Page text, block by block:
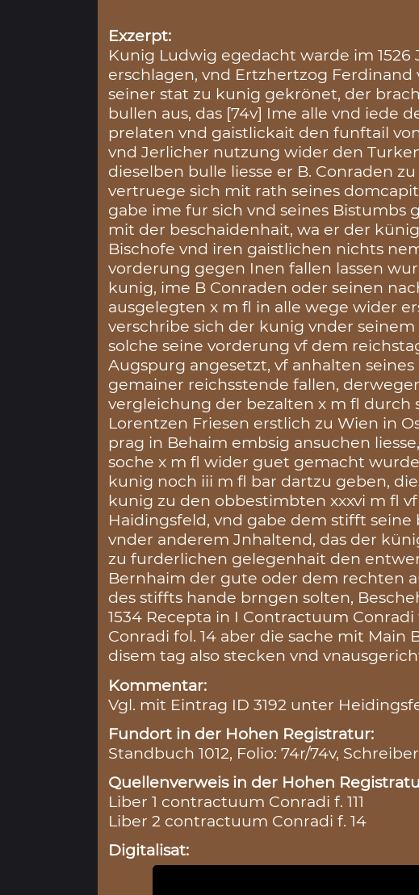
Exzerpt:
Kunig Ludwig egedacht warde im 1526
erschlagen, vnd Ertzhertzog Ferdinand
seiner stat zu kunig gekrönet, der
bullen aus, das [74v] Ime alle vnd iede
prelaten vnd gaistlickait den funftail
vnd Jerlicher nutzung wider den
dieselben bulle liesse er B. Conraden
vertruege sich mit rath seines
gabe ime fur sich vnd seines Bistumbs
mit der beschaidenhait, wa er der
Bischofe vnd iren gaistlichen nichts
vorderung gegen Inen fallen lassen
kunig, ime B Conraden oder seinen
ausgelegten x m fl in alle wege wider
verschribe sich der kunig vnder seinem
solche seine vorderung vf dem
Augspurg angesetzt, vf anhalten
gemainer reichsstende fallen,
vergleichung der bezalten x m fl durch
Lorentzen Friesen erstlich zu Wien in
prag in Behaim embsig ansuchen
soche x m fl wider guet gemacht
kunig noch iii m fl bar dartzu geben,
kunig zu den obbestimbten xxxvi m fl
Haidingsfeld, vnd gabe dem stifft
vnder anderem Jnhaltend, das der
zu furderlichen gelegenhait den
Bernhaim der gute oder dem rechten
des stiffts hande brngen solten,
1534 Recepta in I Contractuum Conradi
Conradi fol. 14 aber die sache mit Main
disem tag also stecken vnd
Kommentar:
Vgl. mit Eintrag ID 3192 unter
Fundort in der Hohen Registratur:
Standbuch 1012, Folio: 74r/74v,
Quellenverweis in der Hohen
Liber 1 contractuum Conradi f. 111
Liber 2 contractuum Conradi f. 14
Digitalisat: